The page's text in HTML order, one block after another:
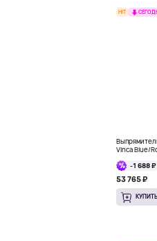
HIT
Vinca Blue/
-1 688 ₽
53 765 ₽
КУПИТЬ